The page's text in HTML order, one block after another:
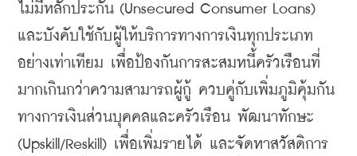
ไม่มีหลักประกัน (Unsecured Consumer Loans)
และบังคับใช้กับผู้ให้บริการทางการเงินทุกประเภท
อย่างเท่าเทียม เพื่อป้องกันการสะสมหนี้ครัวเรือนที่
มากเกินกว่าความสามารถผู้กู้ ควบคู่กับเพิ่มภูมิคุ้มกัน
ทางการเงินส่วนบุคคลและครัวเรือน พัฒนาทักษะ
(Upskill/Reskill) เพื่อเพิ่มรายได้ และจัดหาสวัสดิการ